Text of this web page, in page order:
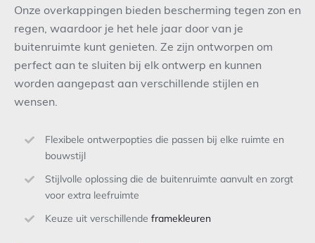
Onze overkappingen bieden bescherming tegen zon en
regen, waardoor je het hele jaar door van je
buitenruimte kunt genieten. Ze zijn ontworpen om
perfect aan te sluiten bij elk ontwerp en kunnen
worden aangepast aan verschillende stijlen en
wensen.
Flexibele ontwerpopties die passen bij elke ruimte en
bouwstijl
Stijlvolle oplossing die de buitenruimte aanvult en zorgt
voor extra leefruimte
Keuze uit verschillende framekleuren